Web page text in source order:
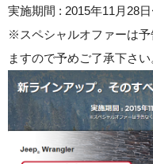
実施期間 : 2015年11月28
※スペシャルオファーは
ますので予めご了承下さい